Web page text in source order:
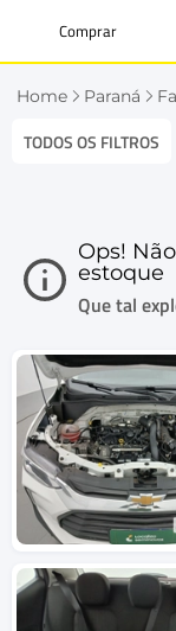
Comprar
Home Paraná
TODOS OS FILTROS
Ops!
estoque
Que tal